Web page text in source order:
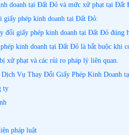
doanh tại Đất Đỏ và mức xử phạt tại Đất
giấy phép kinh doanh tại Đất Đỏ:
đổi giấy phép kinh doanh tại Đất Đỏ đúng
kinh doanh tại Đất Đỏ là bắt buộc khi
xử phạt và các rủi ro pháp lý liên quan.
Vụ Thay Đổi Giấy Phép Kinh Doanh
ty
pháp luật